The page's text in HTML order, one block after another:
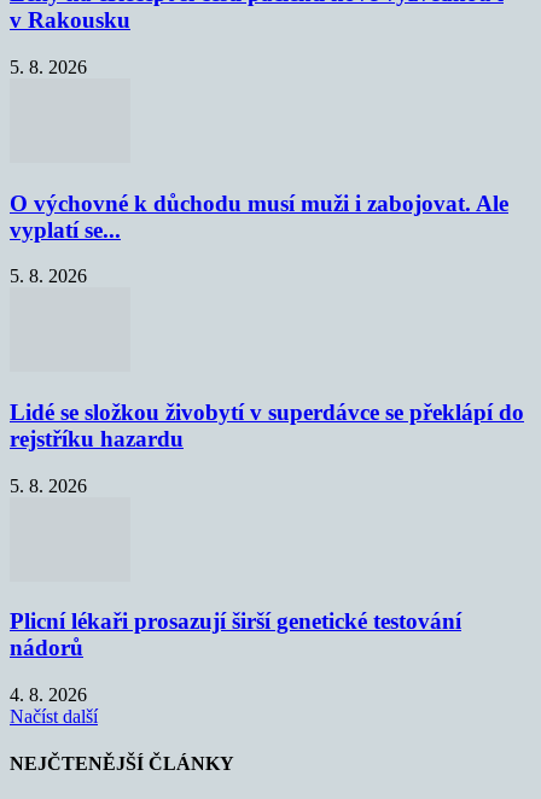
v Rakousku
5. 8. 2026
O výchovné k důchodu musí muži i zabojovat. Ale
vyplatí se...
5. 8. 2026
Lidé se složkou živobytí v superdávce se překlápí do
rejstříku hazardu
5. 8. 2026
Plicní lékaři prosazují širší genetické testování
nádorů
4. 8. 2026
Načíst další
NEJČTENĚJŠÍ ČLÁNKY